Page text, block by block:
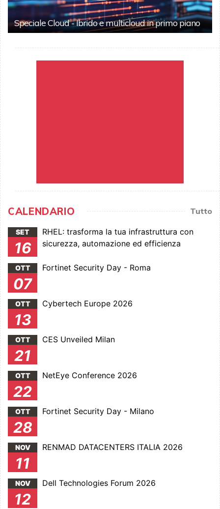
Speciale Cloud - Ibrido e multicloud in primo piano
CALENDARIO Tutto
SET
16
RHEL: trasforma la tua infrastruttura con
sicurezza, automazione ed efficienza
OTT
07
Fortinet Security Day - Roma
OTT
13
Cybertech Europe 2026
OTT
21
CES Unveiled Milan
OTT
22
NetEye Conference 2026
OTT
28
Fortinet Security Day - Milano
NOV
11
RENMAD DATACENTERS ITALIA 2026
NOV
12
Dell Technologies Forum 2026